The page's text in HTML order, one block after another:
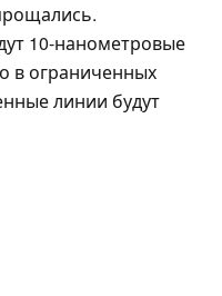
10-нанометровые
в ограниченных
линии будут